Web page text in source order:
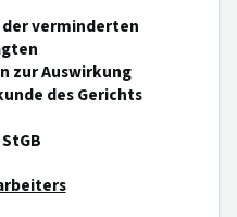
verminderten
zur Auswirkung
des Gerichts
StGB